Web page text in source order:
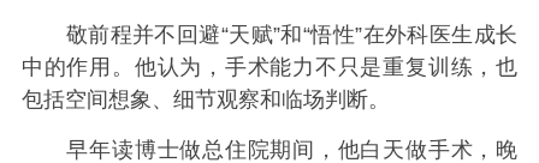
敬前程并不回避“天赋”和“悟性”在外科医生成长
中的作用。他认为，手术能力不只是重复训练，也
包括空间想象、细节观察和临场判断。
早年读博士做总住院期间，他白天做手术，晚